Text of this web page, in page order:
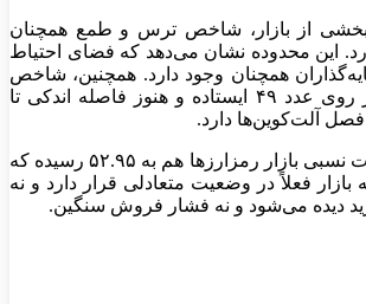
از بازار، شاخص ترس و طمع همچنان
قرار دارد. این محدوده نشان می‌دهد که فضای احتیاط
همچنان وجود دارد. همچنین، شاخص
فصل آلت‌کوین‌ها نیز روی عدد ۴۹ ایستاده و هنوز فاصله اندکی تا
آلت‌کوین‌ها دارد.
شاخص میانگین قدرت نسبی بازار رمزارز‌ها هم به ۵۲.۹۵ رسیده که
فعلاً در وضعیت متعادلی قرار دارد و نه
دیده می‌شود و نه فشار فروش سنگین.